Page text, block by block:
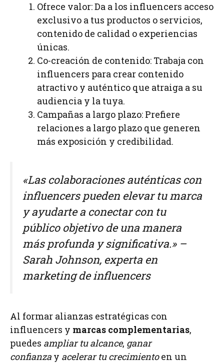
Ofrece valor: Da a los influencers acceso
exclusivo a tus productos o servicios,
contenido de calidad o experiencias
únicas.
Co-creación de contenido: Trabaja con
influencers para crear contenido
atractivo y auténtico que atraiga a su
audiencia y la tuya.
Campañas a largo plazo: Prefiere
relaciones a largo plazo que generen
más exposición y credibilidad.
«Las colaboraciones auténticas con
influencers pueden elevar tu marca
y ayudarte a conectar con tu
público objetivo de una manera
más profunda y significativa.» –
Sarah Johnson, experta en
marketing de influencers
Al formar alianzas estratégicas con
influencers y marcas complementarias,
puedes ampliar tu alcance, ganar
confianza y acelerar tu crecimientoen un